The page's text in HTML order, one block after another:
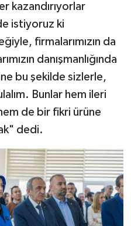
kazandırıyorlar
istiyoruz ki
firmalarımızın da
danışmanlığında
bu şekilde sizlerle,
Bunlar hem ileri
de bir fikri ürüne
dedi.